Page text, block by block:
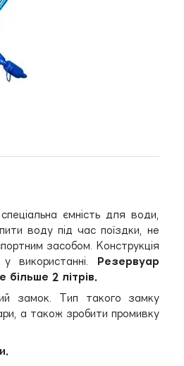
ємність для води,
воду під час поїздки, не
засобом. Конструкція
використанні.
Резервуар
більше 2 літрів.
замок. Тип такого замку
а також зробити промивку